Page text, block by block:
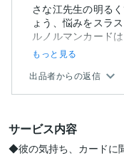
さな江先生の明る
ょう、悩みをスラ
ルノルマンカード
もっと見る
出品者からの返信
サービス内容
◆彼の気持ち、カードに